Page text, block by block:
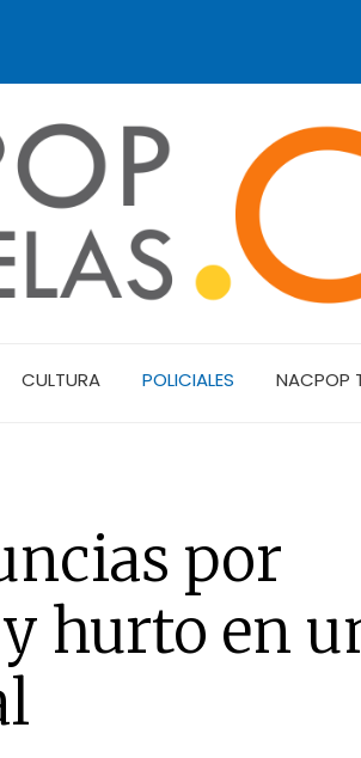
CULTURA POLICIALES NACPOP
por
hurto en